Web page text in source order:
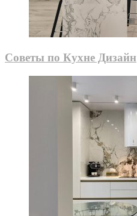
Советы по Кухне Дизайн